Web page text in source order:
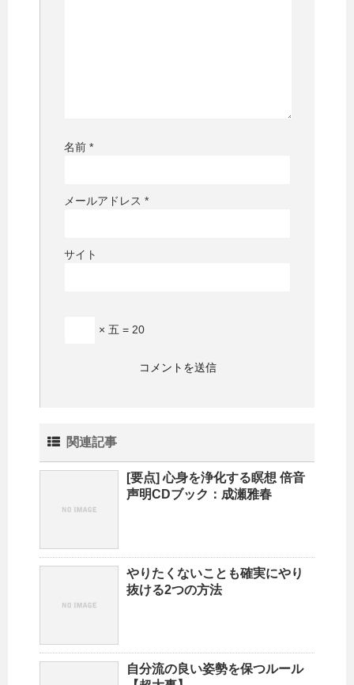
名前 *
メールアドレス *
サイト
× 五 = 20
関連記事
[要点] 心身を浄化する瞑想 倍音
声明CDブック：成瀬雅春
やりたくないことも確実にやり
抜ける2つの方法
自分流の良い姿勢を保つルール